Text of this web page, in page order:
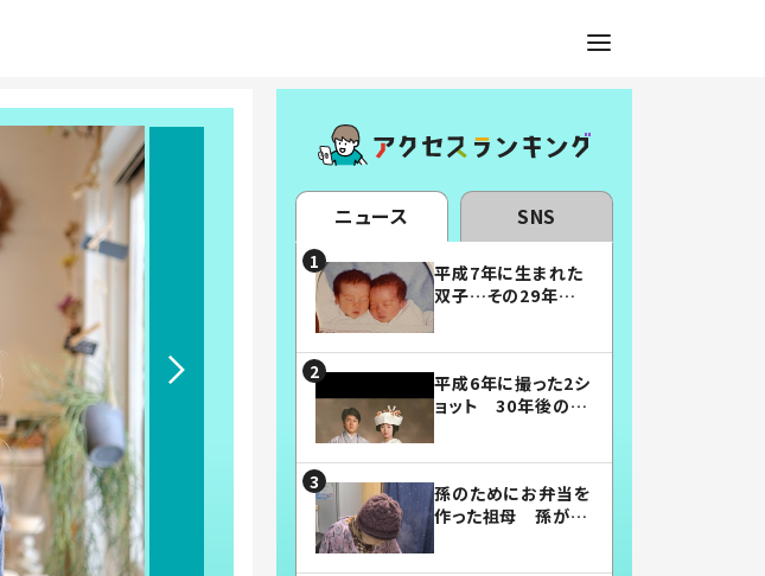
ニュース SNS
平成7年に生まれた
双子…その29年後
平成6年に撮った2シ
ョット 30年後の姿
孫のためにお弁当を
作った祖母 孫が絶